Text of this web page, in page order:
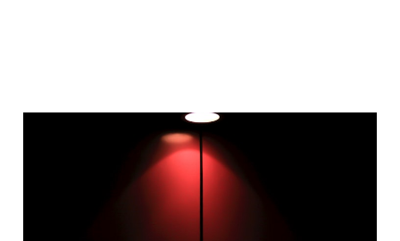
Survival in de spotlight
7 min leestijd Members